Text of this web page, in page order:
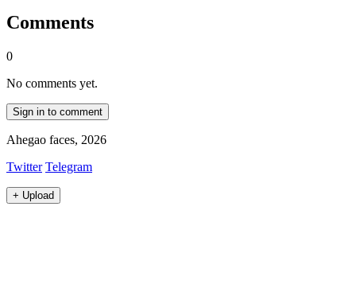
Comments
0
No comments yet.
Sign in to comment
Ahegao faces, 2026
Twitter Telegram
+ Upload